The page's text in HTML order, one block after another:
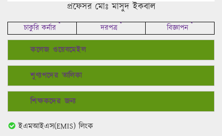
প্রফেসর মোঃ মাসুদ ইকবাল
চাকুরি কর্নার * দরপত্র * বিজ্ঞাপন *
কলেজ ওয়েবমেইল
শূণ্যপদের তালিকা
শিক্ষকদের জন্য
ইএমআইএস(EMIS) লিংক